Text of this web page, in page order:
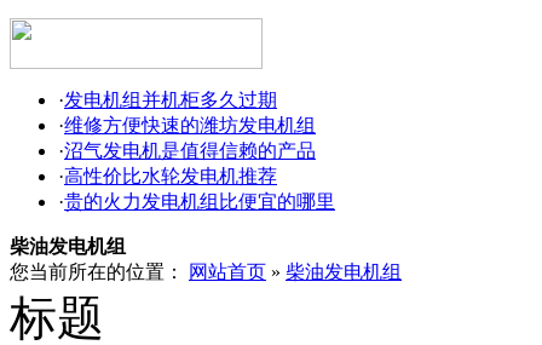
·发电机组并机柜多久过期
·维修方便快速的潍坊发电机组
·沼气发电机是值得信赖的产品
·高性价比水轮发电机推荐
·贵的火力发电机组比便宜的哪里
柴油发电机组
您当前所在的位置：
网站首页 » 柴油发电机组
标题